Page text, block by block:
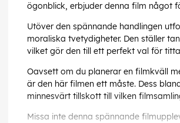
ögonblick, erbjuder denna film något
Utöver den spännande handlingen
moraliska tvetydigheter. Den ställer
vilket gör den till ett perfekt val för
Oavsett om du planerar en filmkväll
är den här filmen ett måste. Dess
minnesvärt tillskott till vilken
Missa inte denna spännande